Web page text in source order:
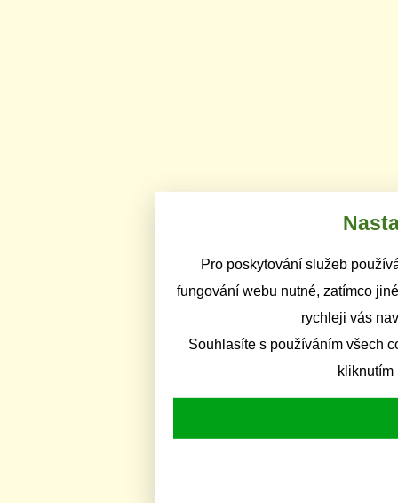
Pro poskytování služeb
fungování webu nutné, zatímco
rychleji vás
Souhlasíte s používáním všech
kliknutím